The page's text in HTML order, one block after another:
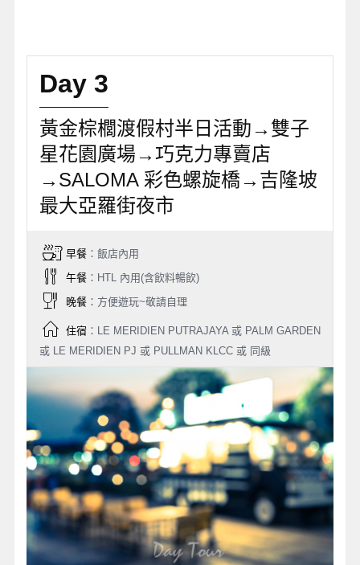
Day 3
黃金棕櫚渡假村半日活動→雙子
星花園廣場→巧克力專賣店
→SALOMA 彩色螺旋橋→吉隆坡
最大亞羅街夜市
早餐：飯店內用
午餐：HTL 內用(含飲料暢飲)
晚餐：方便遊玩~敬請自理
住宿：LE MERIDIEN PUTRAJAYA 或 PALM GARDEN
或 LE MERIDIEN PJ 或 PULLMAN KLCC 或 同級